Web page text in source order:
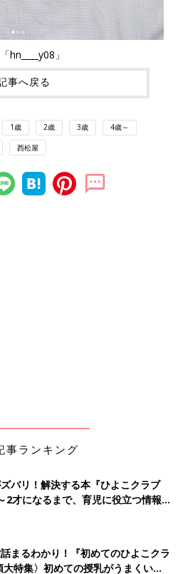
」
事へ戻る
1歳 2歳 3歳 4歳～
西松屋
事ランキング
バリ！解決する本『ひよこクラブ
才になるまで、育児に役立つ情報が
まるわかり！『初めてのひよこクラ
大特集〉初めての授乳がうまくい